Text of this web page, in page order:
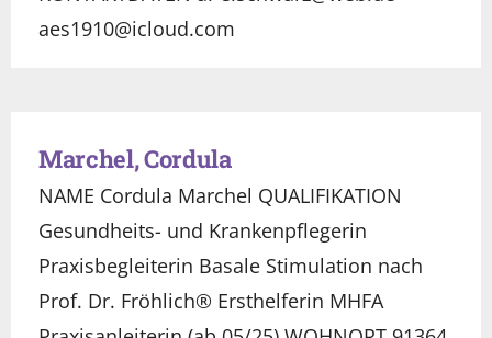
aes1910@icloud.com
Marchel, Cordula
NAME Cordula Marchel QUALIFIKATION
Gesundheits- und Krankenpflegerin
Praxisbegleiterin Basale Stimulation nach
Prof. Dr. Fröhlich® Ersthelferin MHFA